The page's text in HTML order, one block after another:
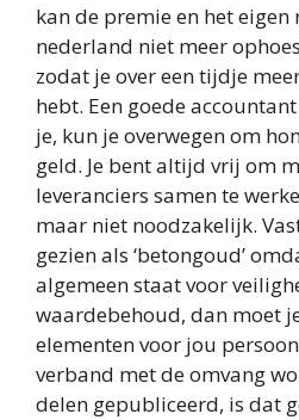
kan de premie en het
nederland niet meer
zodat je over een tijdje
hebt. Een goede
je, kun je overwegen om
geld. Je bent altijd vrij om
leveranciers samen te
maar niet noodzakelijk.
gezien als ‘betongoud’
algemeen staat voor
waardebehoud, dan moet
elementen voor jou
verband met de omvang
delen gepubliceerd, is dat